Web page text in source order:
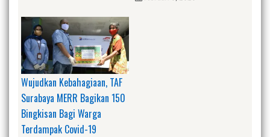
Wujudkan Kebahagiaan, TAF
Surabaya MERR Bagikan 150
Bingkisan Bagi Warga
Terdampak Covid-19